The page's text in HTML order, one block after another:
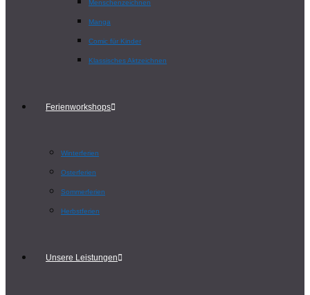
Menschenzeichnen
Manga
Comic für Kinder
Klassisches Aktzeichnen
Ferienworkshops
Winterferien
Osterferien
Sommerferien
Herbstferien
Unsere Leistungen